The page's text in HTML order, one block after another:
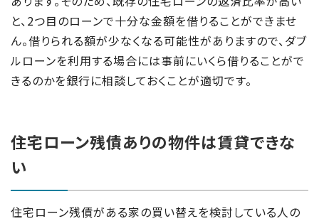
と、2つ目のローンで十分な金額を借りることができませ
ん。借りられる額が少なくなる可能性がありますので、ダブ
ルローンを利用する場合には事前にいくら借りることがで
きるのかを銀行に相談しておくことが適切です。
住宅ローン残債ありの物件は賃貸できな
い
住宅ローン残債がある家の買い替えを検討している人の